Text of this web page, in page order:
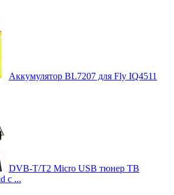
Аккумулятор BL7207 для Fly IQ4511
DVB-T/T2 Micro USB тюнер ТВ
с ...